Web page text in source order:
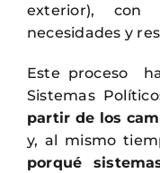
exterior),
necesidades y
Este proceso
Sistemas
partir de los
y, al mismo
porqué